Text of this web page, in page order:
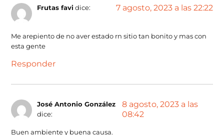
Frutas favi dice: 7 agosto, 2023 a las 22:22
Me arepiento de no aver estado rn sitio tan bonito y mas con
esta gente
Responder
José Antonio González
dice:
8 agosto, 2023 a las
08:42
Buen ambiente y buena causa.